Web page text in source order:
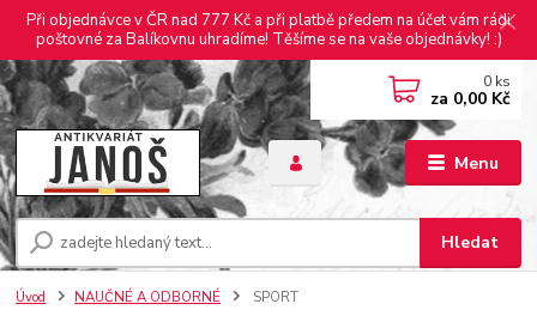
Při objednávce v ČR nad 777 Kč a při platbě předem na účet vám rádi
poštovné za Balíkovnu uhradíme! Těšíme se na vaše objednávky! :)
Menu
Hledat
0 ks
za 0,00 Kč
Úvod NAUČNÉ A ODBORNÉ SPORT